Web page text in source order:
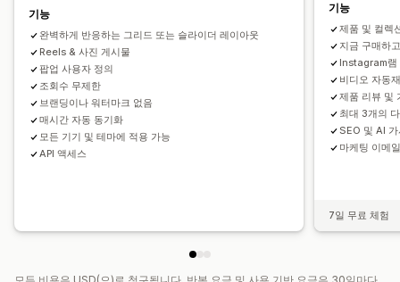
기능
완벽하게 반응하는 그리드 또는 슬라이더 레이아웃
Reels & 사진 게시물
팝업 사용자 정의
조회수 무제한
브랜딩이나 워터마크 없음
매시간 자동 동기화
모든 기기 및 테마에 적용 가능
API 액세스
기능
제품 및 컬렉
지금 구매하
Instagram램
비디오 자동
제품 리뷰 및
최대 3개의
SEO 및 AI
마케팅 이메
7일 무료 체험